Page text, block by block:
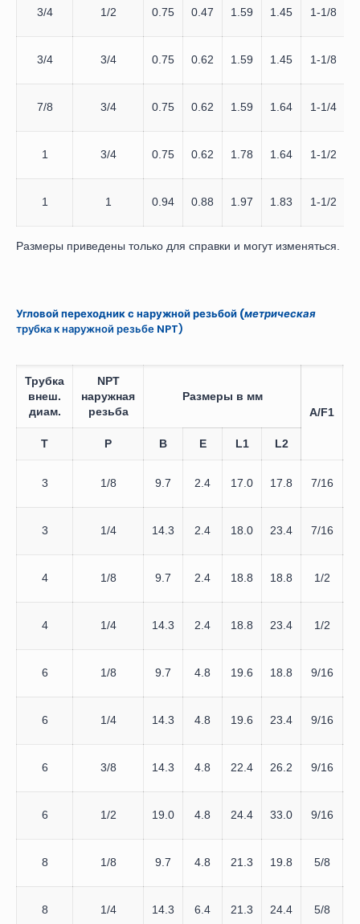
3/4 1/2 0.75 0.47 1.59 1.45 1-1/8
3/4 3/4 0.75 0.62 1.59 1.45 1-1/8
7/8 3/4 0.75 0.62 1.59 1.64 1-1/4
1 3/4 0.75 0.62 1.78 1.64 1-1/2
1 1 0.94 0.88 1.97 1.83 1-1/2
Размеры приведены только для справки и могут изменяться.
Угловой переходник с наружной резьбой (метрическая
трубка к наружной резьбе NPT)
Трубка
внеш.
диам.
NPT
наружная
резьба
Размеры в мм
A/F1
T P B E L1 L2
3 1/8 9.7 2.4 17.0 17.8 7/16
3 1/4 14.3 2.4 18.0 23.4 7/16
4 1/8 9.7 2.4 18.8 18.8 1/2
4 1/4 14.3 2.4 18.8 23.4 1/2
6 1/8 9.7 4.8 19.6 18.8 9/16
6 1/4 14.3 4.8 19.6 23.4 9/16
6 3/8 14.3 4.8 22.4 26.2 9/16
6 1/2 19.0 4.8 24.4 33.0 9/16
8 1/8 9.7 4.8 21.3 19.8 5/8
8 1/4 14.3 6.4 21.3 24.4 5/8